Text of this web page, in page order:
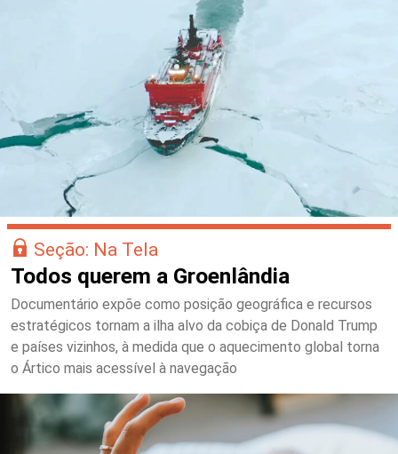
Seção: Na Tela
Todos querem a Groenlândia
Documentário expõe como posição geográfica e recursos
estratégicos tornam a ilha alvo da cobiça de Donald Trump
e países vizinhos, à medida que o aquecimento global torna
o Ártico mais acessível à navegação